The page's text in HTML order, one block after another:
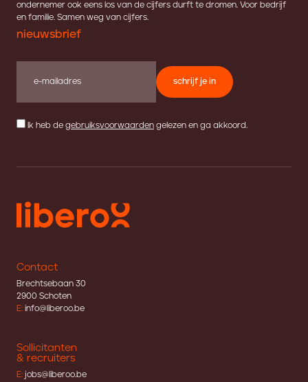
ondernemer ook eens los van de cijfers durft te dromen. Voor bedrijf
en familie. Samen weg van cijfers.
nieuwsbrief
schrijf je in
Ik heb de gebruiksvoorwaarden gelezen en ga akkoord.
Contact
Brechtsebaan 30
2900 Schoten
E: info@liberoo.be
Sollicitanten
& recruiters
E: jobs@liberoo.be